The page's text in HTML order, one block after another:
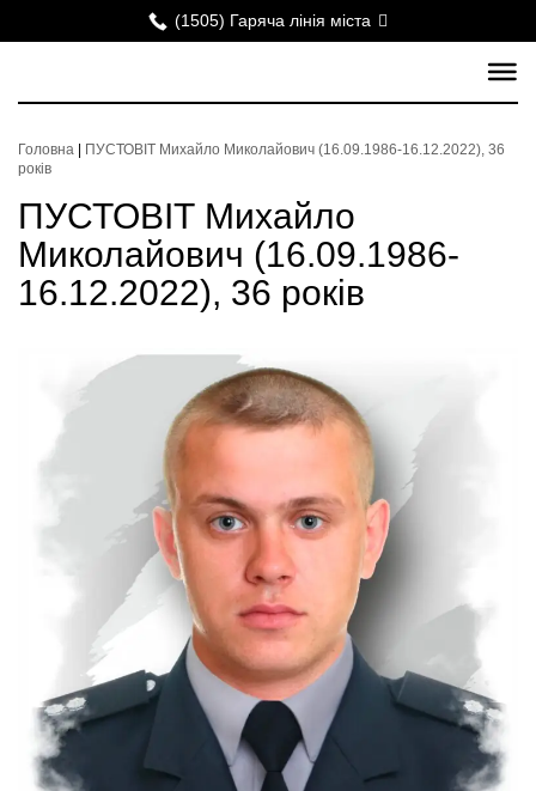
(1505) Гаряча лінія міста
Головна
ПУСТОВІТ Михайло Миколайович (16.09.1986-16.12.2022), 36
років
ПУСТОВІТ Михайло
Миколайович (16.09.1986-
16.12.2022), 36 років